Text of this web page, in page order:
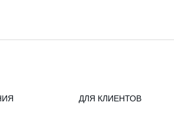
ДЛЯ КЛИЕНТОВ